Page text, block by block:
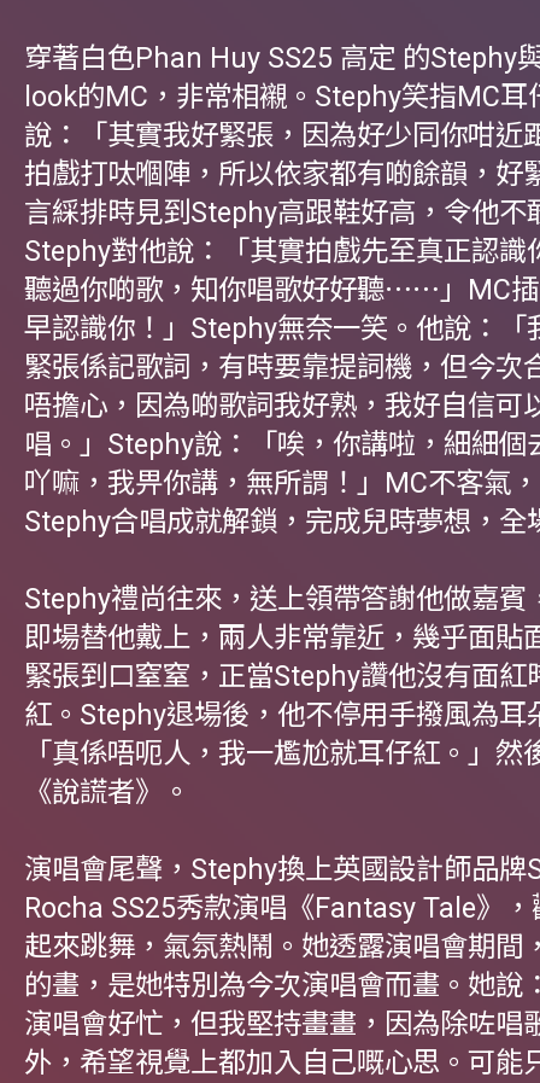
穿著白色Phan Huy SS25 高定 的Stephy
look的MC，非常相襯。Stephy笑指MC耳
說：「其實我好緊張，因為好少同你咁近
拍戲打呔嗰陣，所以依家都有啲餘韻，好
言綵排時見到Stephy高跟鞋好高，令他不
Stephy對他說：「其實拍戲先至真正認識
聽過你啲歌，知你唱歌好好聽⋯⋯」MC
早認識你！」Stephy無奈一笑。他說：「
緊張係記歌詞，有時要靠提詞機，但今次
唔擔心，因為啲歌詞我好熟，我好自信可
唱。」Stephy說：「唉，你講啦，細細個
吖嘛，我畀你講，無所謂！」MC不客氣
Stephy合唱成就解鎖，完成兒時夢想，全
Stephy禮尚往來，送上領帶答謝他做嘉賓
即場替他戴上，兩人非常靠近，幾乎面貼
緊張到口窒窒，正當Stephy讚他沒有面紅
紅。Stephy退場後，他不停用手撥風為耳
「真係唔呃人，我一尷尬就耳仔紅。」然
《說謊者》。
演唱會尾聲，Stephy換上英國設計師品牌
Rocha SS25秀款演唱《Fantasy Tale》
起來跳舞，氣氛熱鬧。她透露演唱會期間
的畫，是她特別為今次演唱會而畫。她說
演唱會好忙，但我堅持畫畫，因為除咗唱
外，希望視覺上都加入自己嘅心思。可能